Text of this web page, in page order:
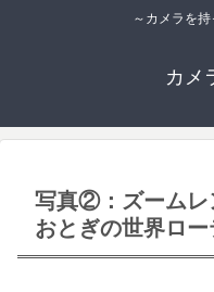
～カメラを
カメ
写真②：ズームレ
おとぎの世界ロ